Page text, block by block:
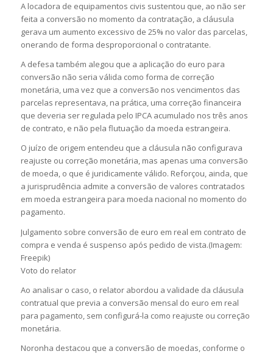
A locadora de equipamentos civis sustentou que, ao não ser
feita a conversão no momento da contratação, a cláusula
gerava um aumento excessivo de 25% no valor das parcelas,
onerando de forma desproporcional o contratante.
A defesa também alegou que a aplicação do euro para
conversão não seria válida como forma de correção
monetária, uma vez que a conversão nos vencimentos das
parcelas representava, na prática, uma correção financeira
que deveria ser regulada pelo IPCA acumulado nos três anos
de contrato, e não pela flutuação da moeda estrangeira.
O juízo de origem entendeu que a cláusula não configurava
reajuste ou correção monetária, mas apenas uma conversão
de moeda, o que é juridicamente válido. Reforçou, ainda, que
a jurisprudência admite a conversão de valores contratados
em moeda estrangeira para moeda nacional no momento do
pagamento.
Julgamento sobre conversão de euro em real em contrato de
compra e venda é suspenso após pedido de vista.(Imagem:
Freepik)
Voto do relator
Ao analisar o caso, o relator abordou a validade da cláusula
contratual que previa a conversão mensal do euro em real
para pagamento, sem configurá-la como reajuste ou correção
monetária.
Noronha destacou que a conversão de moedas, conforme o